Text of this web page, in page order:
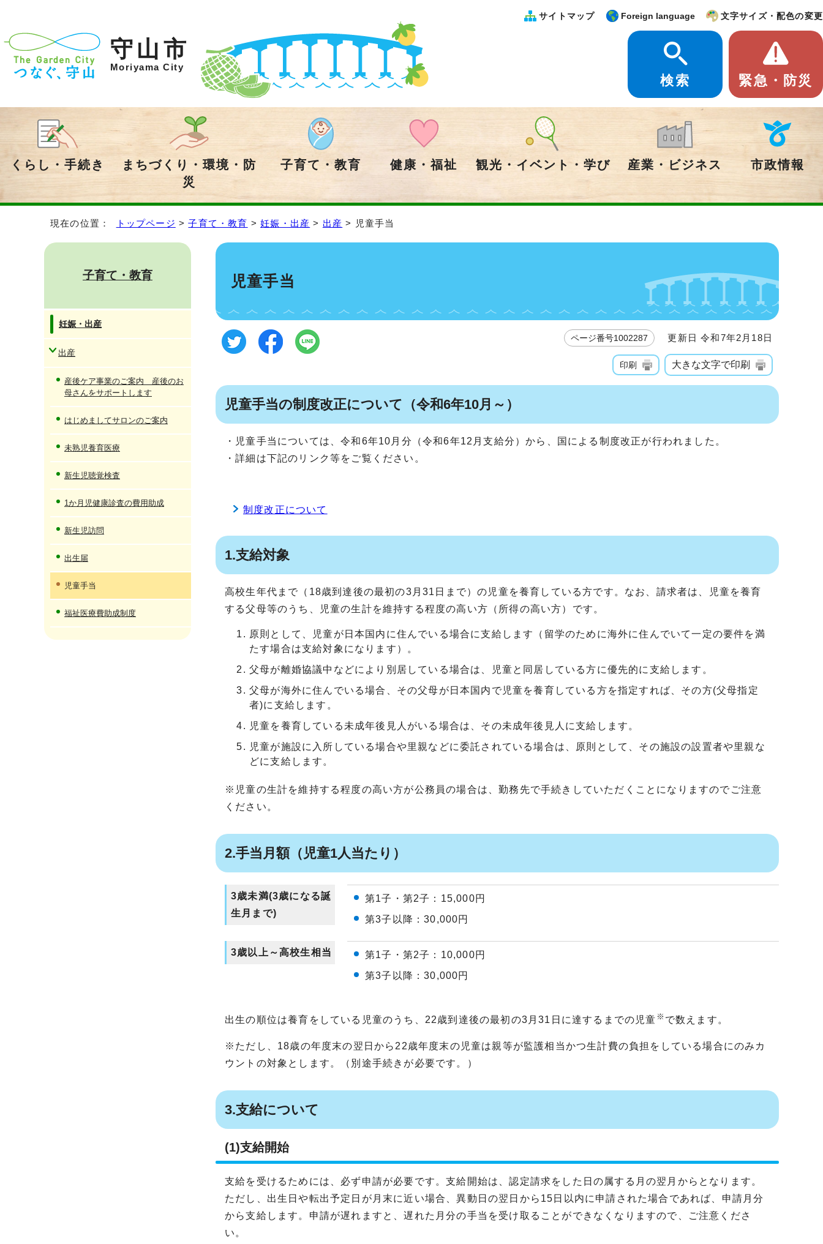
守山市
Moriyama City
サイトマップ Foreign language 文字サイズ・配色の変更
検索 緊急・防災
くらし・手続き
まちづくり・環境・防
災
子育て・教育 健康・福祉 観光・イベント・学び 産業・ビジネス 市政情報
現在の位置： トップページ >子育て・教育 >妊娠・出産 > 出産 > 児童手当
児童手当
ページ番号1002287 更新日 令和7年2月18日
印刷 大きな文字で印刷
児童手当の制度改正について（令和6年10月～）
・児童手当については、令和6年10月分（令和6年12月支給分）から、国による制度改正が行われました。
・詳細は下記のリンク等をご覧ください。
制度改正について
1.支給対象
高校生年代まで（18歳到達後の最初の3月31日まで）の児童を養育している方です。なお、請求者は、児童を養育
する父母等のうち、児童の生計を維持する程度の高い方（所得の高い方）です。
原則として、児童が日本国内に住んでいる場合に支給します（留学のために海外に住んでいて一定の要件を満
たす場合は支給対象になります）。
父母が離婚協議中などにより別居している場合は、児童と同居している方に優先的に支給します。
父母が海外に住んでいる場合、その父母が日本国内で児童を養育している方を指定すれば、その方(父母指定
者)に支給します。
児童を養育している未成年後見人がいる場合は、その未成年後見人に支給します。
児童が施設に入所している場合や里親などに委託されている場合は、原則として、その施設の設置者や里親な
どに支給します。
※児童の生計を維持する程度の高い方が公務員の場合は、勤務先で手続きしていただくことになりますのでご注意
ください。
2.手当月額（児童1人当たり）
3歳未満(3歳になる誕
生月まで)
第1子・第2子：15,000円
第3子以降：30,000円
3歳以上～高校生相当
第1子・第2子：10,000円
第3子以降：30,000円
出生の順位は養育をしている児童のうち、22歳到達後の最初の3月31日に達するまでの児童 ※ で数えます。
※ただし、18歳の年度末の翌日から22歳年度末の児童は親等が監護相当かつ生計費の負担をしている場合にのみカ
ウントの対象とします。（別途手続きが必要です。）
3.支給について
(1)支給開始
支給を受けるためには、必ず申請が必要です。支給開始は、認定請求をした日の属する月の翌月からとなります。
ただし、出生日や転出予定日が月末に近い場合、異動日の翌日から15日以内に申請された場合であれば、申請月分
から支給します。申請が遅れますと、遅れた月分の手当を受け取ることができなくなりますので、ご注意くださ
い。
子育て・教育
妊娠・出産
出産
産後ケア事業のご案内 産後のお
母さんをサポートします
はじめましてサロンのご案内
未熟児養育医療
新生児聴覚検査
1か月児健康診査の費用助成
新生児訪問
出生届
児童手当
福祉医療費助成制度